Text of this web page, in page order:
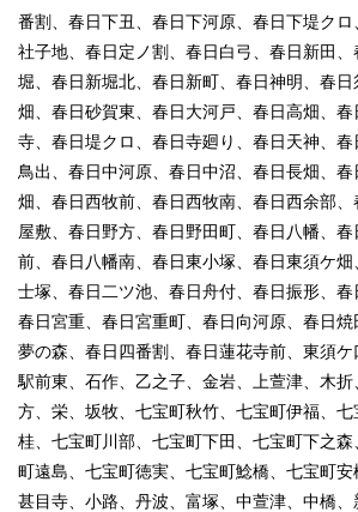
番割、春日下丑、春日下河原、春日下堤クロ
社子地、春日定ノ割、春日白弓、春日新田
堀、春日新堀北、春日新町、春日神明、春
畑、春日砂賀東、春日大河戸、春日高畑、春
寺、春日堤クロ、春日寺廻り、春日天神、春
鳥出、春日中河原、春日中沼、春日長畑、
畑、春日西牧前、春日西牧南、春日西余部
屋敷、春日野方、春日野田町、春日八幡、
前、春日八幡南、春日東小塚、春日東須ケ
士塚、春日二ツ池、春日舟付、春日振形、春
春日宮重、春日宮重町、春日向河原、春日焼
夢の森、春日四番割、春日蓮花寺前、東須
駅前東、石作、乙之子、金岩、上萱津、木
方、栄、坂牧、七宝町秋竹、七宝町伊福、
桂、七宝町川部、七宝町下田、七宝町下之
町遠島、七宝町徳実、七宝町鯰橋、七宝町安
甚目寺、小路、丹波、富塚、中萱津、中橋